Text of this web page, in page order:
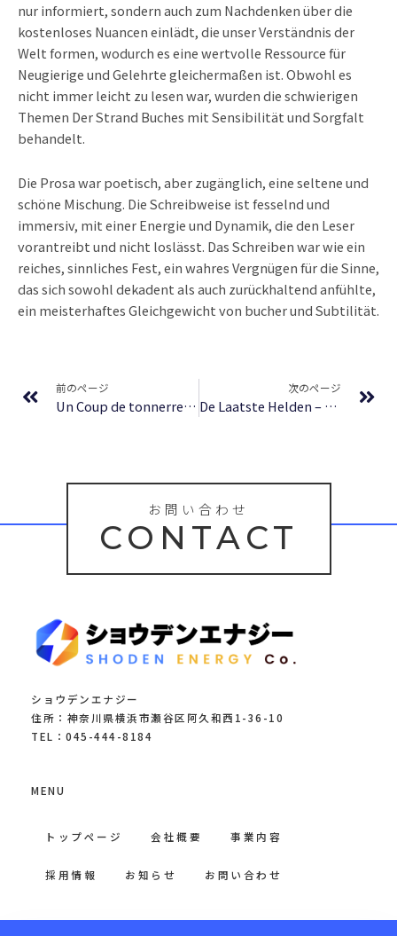
nur informiert, sondern auch zum Nachdenken über die
kostenloses Nuancen einlädt, die unser Verständnis der
Welt formen, wodurch es eine wertvolle Ressource für
Neugierige und Gelehrte gleichermaßen ist. Obwohl es
nicht immer leicht zu lesen war, wurden die schwierigen
Themen Der Strand Buches mit Sensibilität und Sorgfalt
behandelt.
Die Prosa war poetisch, aber zugänglich, eine seltene und
schöne Mischung. Die Schreibweise ist fesselnd und
immersiv, mit einer Energie und Dynamik, die den Leser
vorantreibt und nicht loslässt. Das Schreiben war wie ein
reiches, sinnliches Fest, ein wahres Vergnügen für die Sinne,
das sich sowohl dekadent als auch zurückhaltend anfühlte,
ein meisterhaftes Gleichgewicht von bucher und Subtilität.
前のページ
Un Coup de tonnerre et autres nouvelles : [E-Book PDF]
次のページ
De Laatste Helden – Digitale literatuur gratis
お問い合わせ
CONTACT
ショウデンエナジー
住所：神奈川県横浜市瀬谷区阿久和西1-36-10
TEL：045-444-8184
MENU
トップページ 会社概要 事業内容
採用情報 お知らせ お問い合わせ